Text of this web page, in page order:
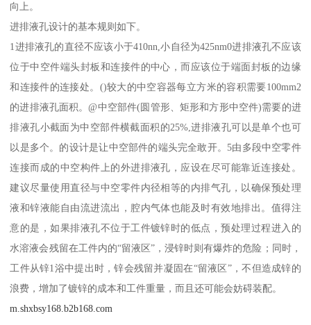
向上。
进排液孔设计的基本规则如下。
1进排液孔的直径不应该小于410nn,小自径为425nm0进排液孔不应该
位于中空件端头封板和连接件的中心，而应该位于端面封板的边缘
和连接件的连接处。()较大的中空容器每立方米的容积需要100mm2
的进排液孔面积。@中空部件(圆管形、矩形和方形中空件)需要的进
排液孔小截面为中空部件横截面积的25%,进排液孔可以是单个也可
以是多个。的设计是让中空部件的端头完全敢开。5由多段中空零件
连接而成的中空构件上的外进排液孔，应设在尽可能靠近连接处。
建议尽量使用直径与中空零件内径相等的内排气孔，以确保预处理
液和锌液能自由流进流出，腔内气体也能及时有效地排出。值得注
意的是，如果排液孔不位于工件镀锌时的低点，预处理过程进入的
水溶液会残留在工件内的“留液区”，浸锌时则有爆炸的危险；同时，
工件从锌1浴中提出时，锌会残留并凝固在“留液区”，不但造成锌的
浪费，增加了镀锌的成本和工件重量，而且还可能会妨碍装配。
m.shxbsy168.b2b168.com